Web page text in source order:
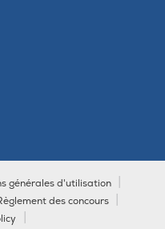
générales d'utilisation
des concours